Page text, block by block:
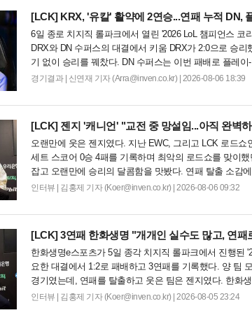
[LCK]KRX, '유칼' 활약에 2연승...연패 누적 DN,
6일 종로 치지직 롤파크에서 열린 '2026 LoL 챔피언스 코
DRX와 DN 수퍼스의 대결에서 키움 DRX가 2:0으로 승
기 없이 승리를 꿰찼다. DN 수퍼스는 이번 패배로 플레
이 매우 좋...
경기결과 신연재 기자 (Arra@inven.co.kr) | 2026-08-06 18:39
[LCK]젠지 '캐니언' "교전 중 망설임...아직 완벽
오랜만에 웃은 젠지였다. 지난 EWC, 그리고 LCK 로드
세트 스코어 0승 4패를 기록하며 최악의 로드쇼를 맞이
잡고 오랜만에 승리의 달콤함을 맛봤다. 연패 탈출 소감
데, 승리를 거두면서 전반적인 분위...
인터뷰 김홍제 기자 (Koer@inven.co.kr) | 2026-08-06 09:32
[LCK]3연패 한화생명 "개개인 실수도 많고, 연패
한화생명e스포츠가 5일 종각 치지직 롤파크에서 진행된
요한 대결에서 1:2로 패배하고 3연패를 기록했다. 양 팀
경기였는데, 연패를 탈출하고 웃은 팀은 젠지였다. 한화
가장 문제였다고 말하며 패인...
인터뷰 김홍제 기자 (Koer@inven.co.kr) | 2026-08-05 23:24